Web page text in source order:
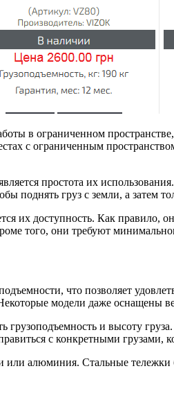
в ограниченном
с ограниченным
простота их
поднять груз с земли, а затем
их доступность. Как правило,
того, они требуют
что позволяет
модели даже оснащены
и высоту
с конкретными грузами,
или алюминия. Стальные